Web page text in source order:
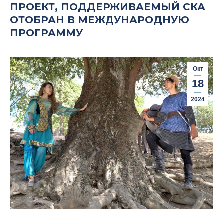
ПРОЕКТ, ПОДДЕРЖИВАЕМЫЙ СКА
ОТОБРАН В МЕЖДУНАРОДНУЮ
ПРОГРАММУ
Окт
18
2024